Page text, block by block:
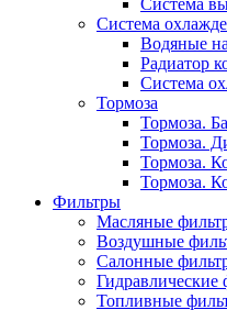
Система
Система
Водяные
Радиатор
Система
Тормоза
Тормоза.
Тормоза.
Тормоза.
Тормоза.
Фильтры
Масляные
Воздушные
Салонные
Гидравлические
Топливные